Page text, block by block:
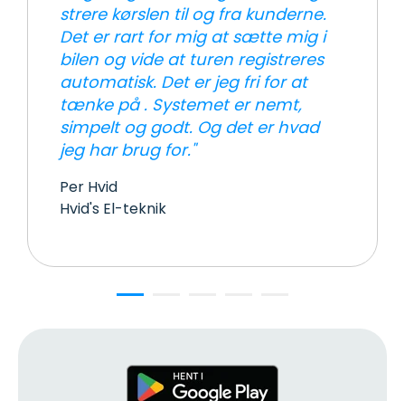
stre­re kør­slen til og fra kund­er­ne.
Det er rart for mig at sæt­te mig i
bil­en og vi­de at tur­en re­gi­stre­res
au­to­ma­tisk. Det er jeg fri for at
tæn­ke på . Systemet er nemt,
simpelt og godt. Og det er hvad
jeg har brug for."
Per Hvid
Hvid's El-teknik